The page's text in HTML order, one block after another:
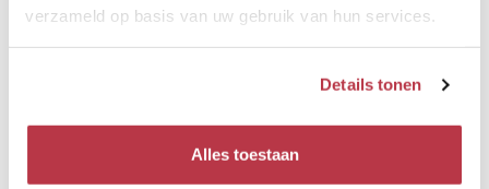
verzameld op basis van uw gebruik van hun services.
Details tonen
Alles toestaan
ATTRACTIES
Toeristische bezienswaardigheden in de omgeving.